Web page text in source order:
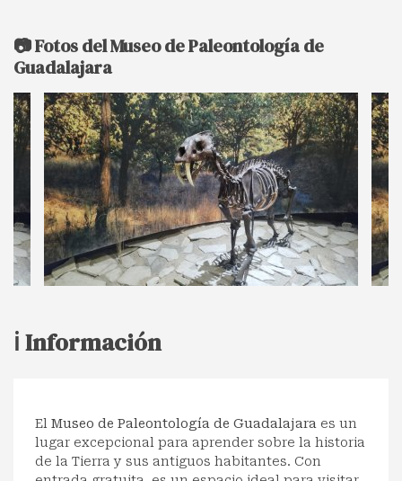
📷 Fotos del Museo de Paleontología de
Guadalajara
ℹ️ Información
El Museo de Paleontología de Guadalajara es un
lugar excepcional para aprender sobre la historia
de la Tierra y sus antiguos habitantes. Con